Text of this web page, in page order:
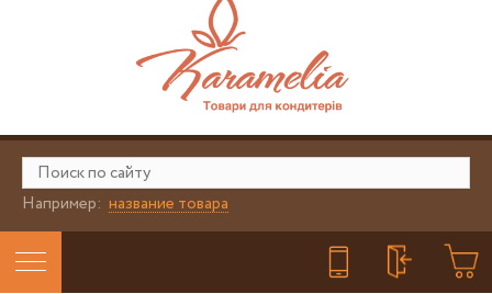
Например: название товара